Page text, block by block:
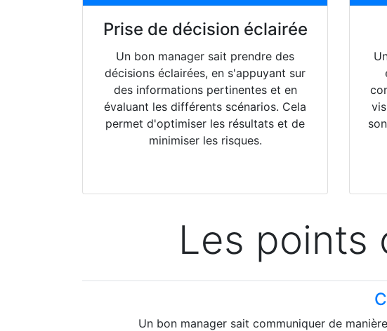
Prise de décision éclairée
Un bon manager sait prendre des
décisions éclairées, en s'appuyant sur
des informations pertinentes et en
évaluant les différents scénarios. Cela
permet d'optimiser les résultats et de
minimiser les risques.
Les points
Un bon manager sait communiquer de